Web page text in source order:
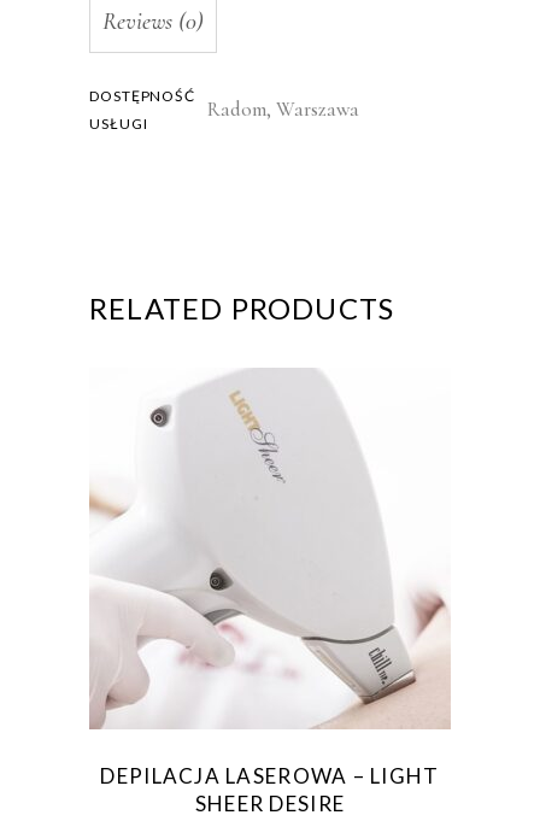
Reviews (0)
DOSTĘPNOŚĆ
USŁUGI
Radom, Warszawa
RELATED PRODUCTS
DEPILACJA LASEROWA – LIGHT
SHEER DESIRE